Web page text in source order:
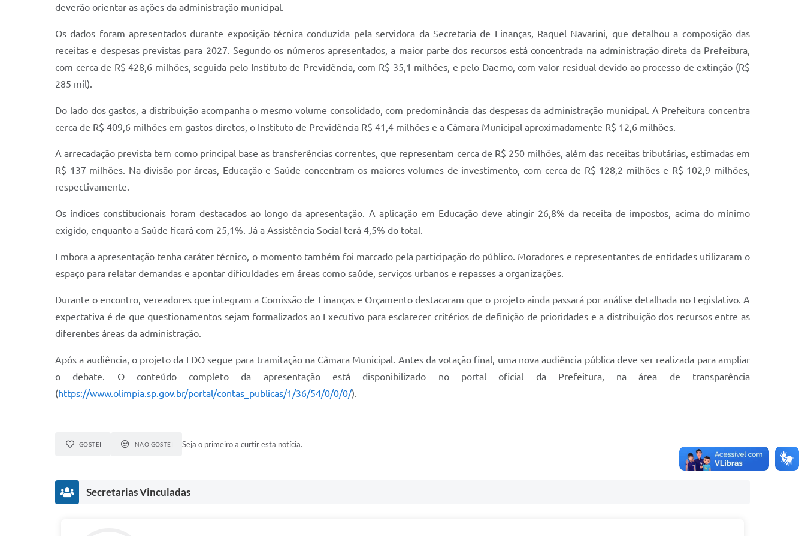
deverão orientar as ações da administração municipal.
Os dados foram apresentados durante exposição técnica conduzida pela servidora da Secretaria de Finanças, Raquel Navarini, que detalhou a composição das
receitas e despesas previstas para 2027. Segundo os números apresentados, a maior parte dos recursos está concentrada na administração direta da Prefeitura,
com cerca de R$ 428,6 milhões, seguida pelo Instituto de Previdência, com R$ 35,1 milhões, e pelo Daemo, com valor residual devido ao processo de extinção (R$
285 mil).
Do lado dos gastos, a distribuição acompanha o mesmo volume consolidado, com predominância das despesas da administração municipal. A Prefeitura concentra
cerca de R$ 409,6 milhões em gastos diretos, o Instituto de Previdência R$ 41,4 milhões e a Câmara Municipal aproximadamente R$ 12,6 milhões.
A arrecadação prevista tem como principal base as transferências correntes, que representam cerca de R$ 250 milhões, além das receitas tributárias, estimadas em
R$ 137 milhões. Na divisão por áreas, Educação e Saúde concentram os maiores volumes de investimento, com cerca de R$ 128,2 milhões e R$ 102,9 milhões,
respectivamente.
Os índices constitucionais foram destacados ao longo da apresentação. A aplicação em Educação deve atingir 26,8% da receita de impostos, acima do mínimo
exigido, enquanto a Saúde ficará com 25,1%. Já a Assistência Social terá 4,5% do total.
Embora a apresentação tenha caráter técnico, o momento também foi marcado pela participação do público. Moradores e representantes de entidades utilizaram o
espaço para relatar demandas e apontar dificuldades em áreas como saúde, serviços urbanos e repasses a organizações.
Durante o encontro, vereadores que integram a Comissão de Finanças e Orçamento destacaram que o projeto ainda passará por análise detalhada no Legislativo. A
expectativa é de que questionamentos sejam formalizados ao Executivo para esclarecer critérios de definição de prioridades e a distribuição dos recursos entre as
diferentes áreas da administração.
Após a audiência, o projeto da LDO segue para tramitação na Câmara Municipal. Antes da votação final, uma nova audiência pública deve ser realizada para ampliar
o debate. O conteúdo completo da apresentação está disponibilizado no portal oficial da Prefeitura, na área de transparência
(https://www.olimpia.sp.gov.br/portal/contas_publicas/1/36/54/0/0/0/).
GOSTEI NÃO GOSTEI Seja o primeiro a curtir esta notícia.
Secretarias Vinculadas